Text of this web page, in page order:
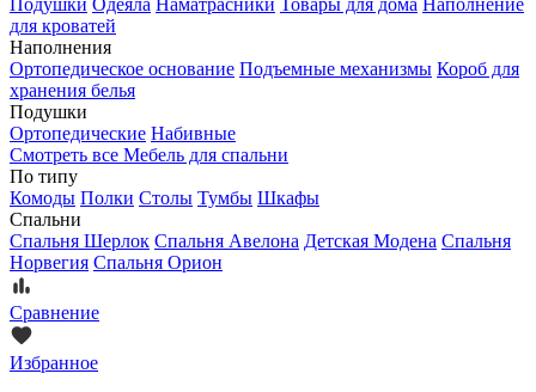
Подушки Одеяла Наматрасники Товары для дома Наполнение
для кроватей
Наполнения
Ортопедическое основание Подъемные механизмы Короб для
хранения белья
Подушки
Ортопедические Набивные
Смотреть все Мебель для спальни
По типу
Комоды Полки Столы Тумбы Шкафы
Спальни
Спальня Шерлок Спальня Авелона Детская Модена Спальня
Норвегия Спальня Орион
Сравнение
Избранное